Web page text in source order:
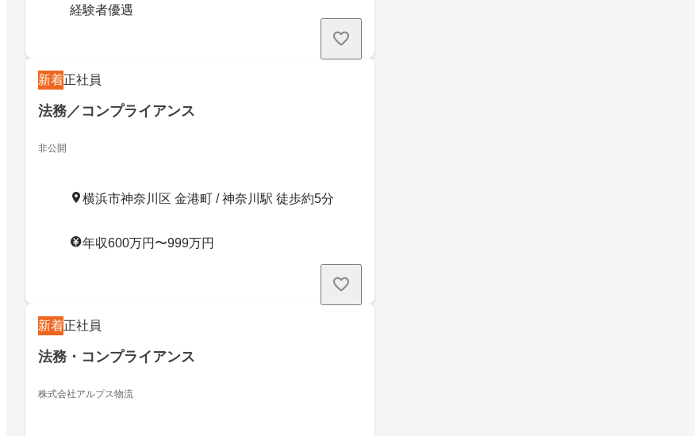
経験者優遇
新着正社員
法務／コンプライアンス
非公開
横浜市神奈川区 金港町 / 神奈川駅 徒歩約5分
年収600万円〜999万円
新着正社員
法務・コンプライアンス
株式会社アルプス物流